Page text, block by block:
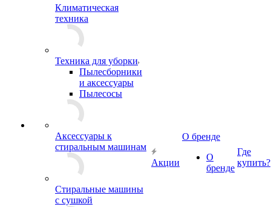
Климатическая
техника
Техника для уборки
Пылесборники
и аксессуары
Пылесосы
Аксессуары к
стиральным машинам
Стиральные машины
с сушкой
Акции
О бренде
О
бренде
Где
купить?